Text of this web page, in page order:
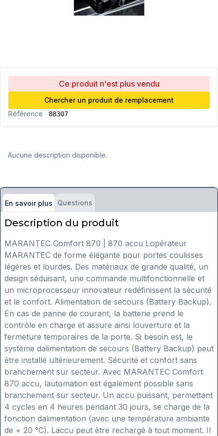
Ce produit n'est plus vendu
Chercher un produit de remplacement
Référence
88307
Aucune description disponible.
En savoir plus Questions
Description du produit
MARANTEC Comfort 870 | 870 accu Lopérateur
MARANTEC de forme élégante pour portes coulisses
légères et lourdes. Des matériaux de grande qualité, un
design séduisant, une commande multifonctionnelle et
un microprocesseur innovateur redéfinissent la sécurité
et le confort. Alimentation de secours (Battery Backup).
En cas de panne de courant, la batterie prend le
contrôle en charge et assure ainsi louverture et la
fermeture temporaires de la porte. Si besoin est, le
système dalimentation de secours (Battery Backup) peut
être installé ultérieurement. Sécurité et confort sans
branchement sur secteur. Avec MARANTEC Comfort
870 accu, lautomation est également possible sans
branchement sur secteur. Un accu puissant, permettant
4 cycles en 4 heures pendant 30 jours, se charge de la
fonction dalimentation (avec une température ambiante
de + 20 °C). Laccu peut être rechargé à tout moment. Il